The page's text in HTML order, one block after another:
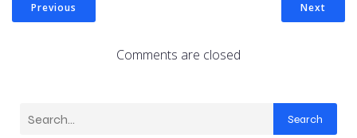
Previous Next
Comments are closed
Search